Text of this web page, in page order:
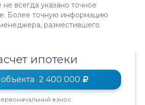
всегда указано точное
Более точную информацию
разместившего
ипотеки
2 400 000
взнос